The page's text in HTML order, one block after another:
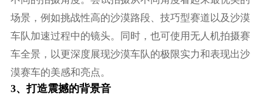
场景，例如挑战性高的沙漠路段、技巧型赛道以及沙漠
车队加速过程中的镜头。同时，也可使用无人机拍摄赛
车全景，以更深度展现沙漠车队的极限实力和表现出沙
漠赛车的美感和亮点。
3、打造震撼的背景音